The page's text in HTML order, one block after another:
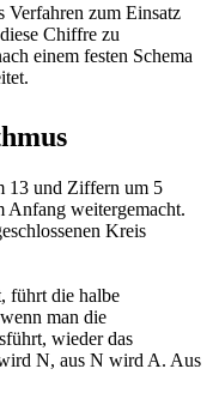
Verfahren zum Einsatz
Chiffre zu
einem festen Schema
13 und Ziffern um 5
Anfang weitergemacht.
Kreis
führt die halbe
man die
wieder das
N, aus N wird A. Aus